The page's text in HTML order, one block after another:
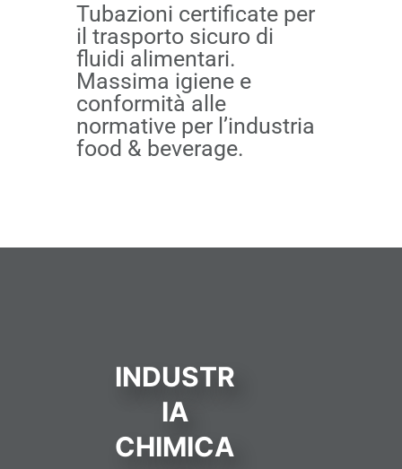
Tubazioni certificate per
il trasporto sicuro di
fluidi alimentari.
Massima igiene e
conformità alle
normative per l’industria
food & beverage.
INDUSTR
IA
CHIMICA